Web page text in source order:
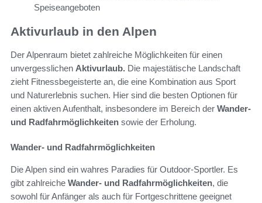
Speiseangeboten
Aktivurlaub in den Alpen
Der Alpenraum bietet zahlreiche Möglichkeiten für einen
unvergesslichen Aktivurlaub. Die majestätische Landschaft
zieht Fitnessbegeisterte an, die eine Kombination aus Sport
und Naturerlebnis suchen. Hier sind die besten Optionen für
einen aktiven Aufenthalt, insbesondere im Bereich der Wander-
und Radfahrmöglichkeiten sowie der Erholung.
Wander- und Radfahrmöglichkeiten
Die Alpen sind ein wahres Paradies für Outdoor-Sportler. Es
gibt zahlreiche Wander- und Radfahrmöglichkeiten, die
sowohl für Anfänger als auch für Fortgeschrittene geeignet